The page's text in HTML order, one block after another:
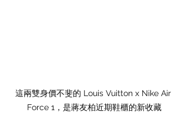
這兩雙身價不斐的 Louis Vuitton x Nike Air
Force 1，是蔣友柏近期鞋櫃的新收藏